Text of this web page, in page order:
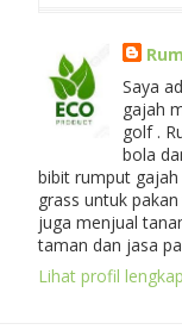
Saya
gajah
golf .
bola
bibit rumput
grass untuk
juga menjual
taman dan jasa
Lihat profil